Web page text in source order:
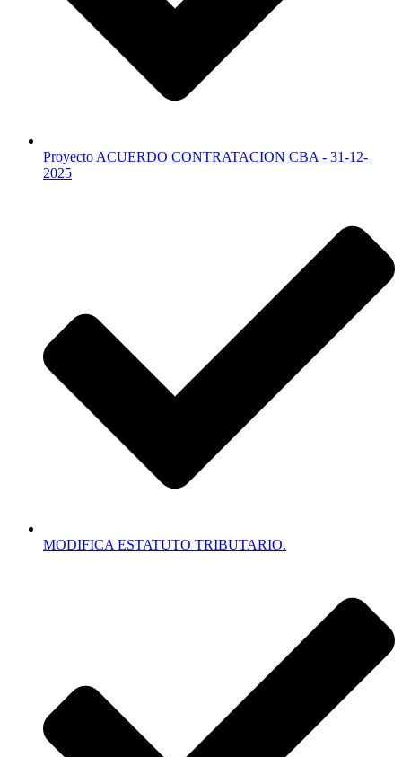
Proyecto ACUERDO CONTRATACION CBA - 31-12-
2025
MODIFICA ESTATUTO TRIBUTARIO.